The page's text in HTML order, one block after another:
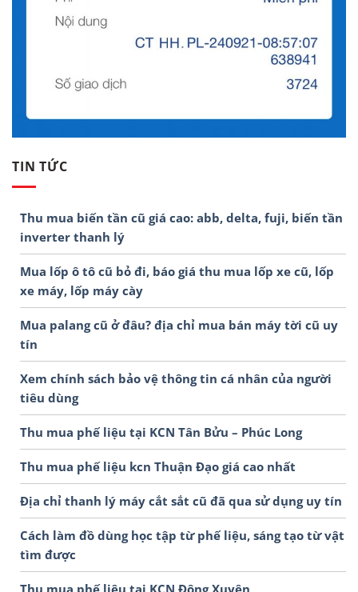
TIN TỨC
Thu mua biến tần cũ giá cao: abb, delta, fuji, biến tần
inverter thanh lý
Mua lốp ô tô cũ bỏ đi, báo giá thu mua lốp xe cũ, lốp
xe máy, lốp máy cày
Mua palang cũ ở đâu? địa chỉ mua bán máy tời cũ uy
tín
Xem chính sách bảo vệ thông tin cá nhân của người
tiêu dùng
Thu mua phế liệu tại KCN Tân Bửu – Phúc Long
Thu mua phế liệu kcn Thuận Đạo giá cao nhất
Địa chỉ thanh lý máy cắt sắt cũ đã qua sử dụng uy tín
Cách làm đồ dùng học tập từ phế liệu, sáng tạo từ vật
tìm được
Thu mua phế liệu tại KCN Đông Xuyên